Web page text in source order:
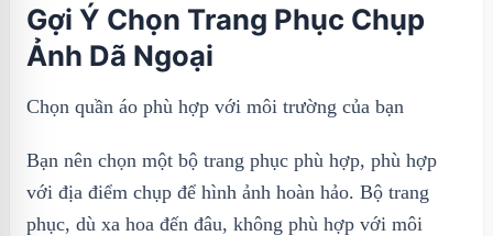
Gợi Ý Chọn Trang Phục Chụp
Ảnh Dã Ngoại
Chọn quần áo phù hợp với môi trường của bạn
Bạn nên chọn một bộ trang phục phù hợp, phù hợp
với địa điểm chụp để hình ảnh hoàn hảo. Bộ trang
phục, dù xa hoa đến đâu, không phù hợp với môi